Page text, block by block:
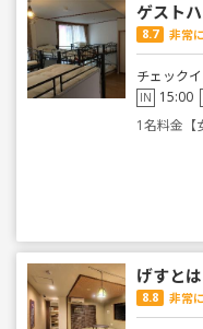
ゲスト
8.7 非常
チェック
IN 15:00
1名料金【
げすと
8.8 非常